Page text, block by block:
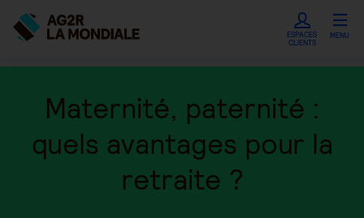
ESPACES
CLIENTS
MENU
Maternité, paternité :
quels avantages pour la
retraite ?